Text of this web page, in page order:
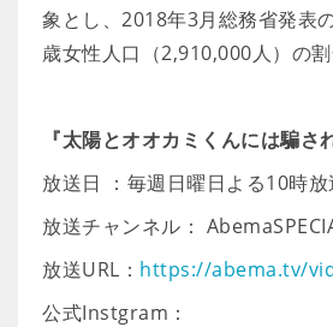
象とし、2018年3月総務省発表
歳女性人口（2,910,000人）の割
『太陽とオオカミくんには騙さ
放送日 ：毎週日曜日よる10時放
放送チャンネル：
放送URL： https://abema.tv/
公式Instgram：